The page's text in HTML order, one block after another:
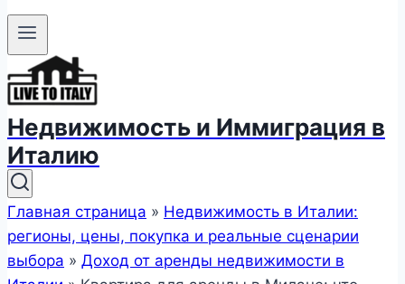
Недвижимость и Иммиграция в
Италию
Главная страница » Недвижимость в Италии:
регионы, цены, покупка и реальные сценарии
выбора » Доход от аренды недвижимости в